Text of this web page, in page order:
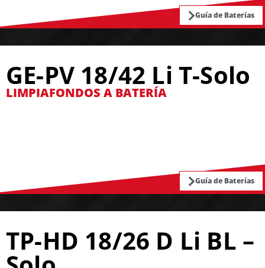
Guía de Baterías
GE-PV 18/42 Li T-Solo
LIMPIAFONDOS A BATERÍA
Guía de Baterías
TP-HD 18/26 D Li BL –